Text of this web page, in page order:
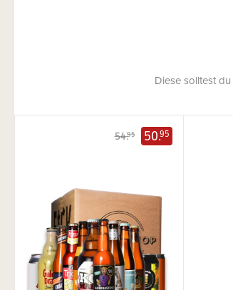
Diese solltest
54.95 50.95